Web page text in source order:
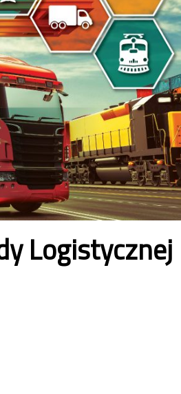
Logistycznej